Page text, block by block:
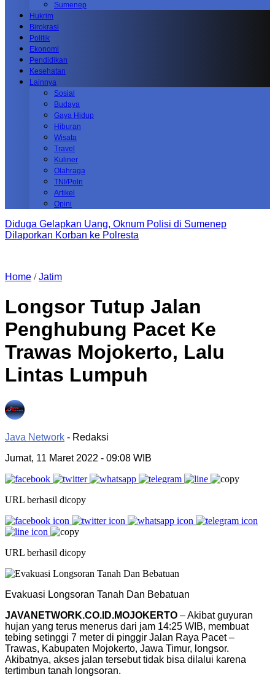
Sumenep
Hukrim
Birokrasi
Politik
Ekonomi
Pendidikan
Kesehatan
Lainnya
Sosial
Budaya
Gaya Hidup
Hiburan
Wisata
Travel
Kuliner
Olahraga
TNI/Polri
Artikel
Opini
Diduga Gelapkan Uang, Oknum Polisi di Sumenep
Dilaporkan Korban ke Polresta
Home /Jatim
Longsor Tutup Jalan
Penghubung Pacet Ke
Trawas Mojokerto, Lalu
Lintas Lumpuh
Java Network - Redaksi
Jumat, 11 Maret 2022 - 09:08 WIB
URL berhasil dicopy
URL berhasil dicopy
Evakuasi Longsoran Tanah Dan Bebatuan
JAVANETWORK.CO.ID.MOJOKERTO – Akibat guyuran
hujan yang terus menerus dari jam 14:25 WIB, membuat
tebing setinggi 7 meter di pinggir Jalan Raya Pacet –
Trawas, Kabupaten Mojokerto, Jawa Timur, longsor.
Akibatnya, akses jalan tersebut tidak bisa dilalui karena
tertimbun tanah longsoran.